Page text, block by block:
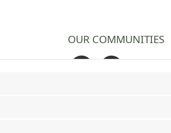
OUR COMMUNITIES